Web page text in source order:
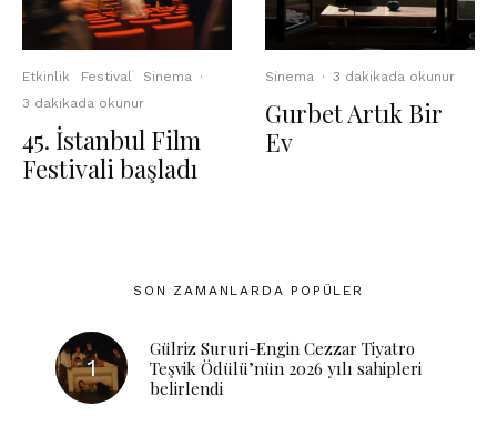
Etkinlik Festival Sinema ·
3 dakikada okunur
45. İstanbul Film
Festivali başladı
Sinema · 3 dakikada okunur
Gurbet Artık Bir
Ev
SON ZAMANLARDA POPÜLER
Gülriz Sururi-Engin Cezzar Tiyatro
Teşvik Ödülü’nün 2026 yılı sahipleri
belirlendi